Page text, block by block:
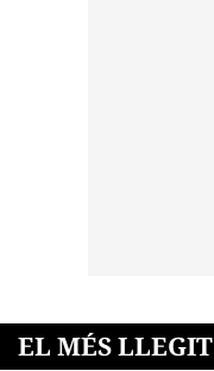
EL MÉS LLEGIT